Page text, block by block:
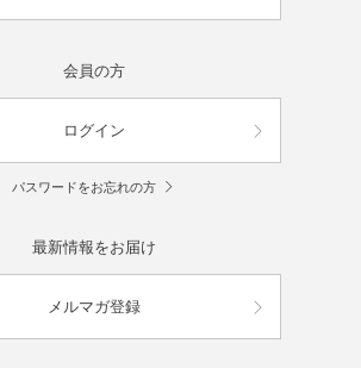
会員の方
ログイン
パスワードをお忘れの方
最新情報をお届け
メルマガ登録